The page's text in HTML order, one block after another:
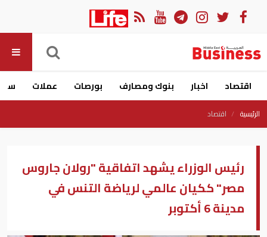
اقتصاد اخبار بنوك ومصارف بورصات عملات
الرئيسية اقتصاد
رئيس الوزراء يشهد اتفاقية "رولان جاروس
مصر" ككيان عالمي لرياضة التنس في
مدينة 6 أكتوبر